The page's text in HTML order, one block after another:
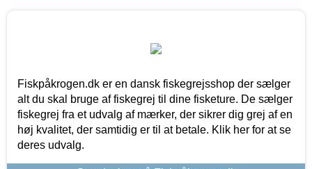
Fiskpåkrogen.dk er en dansk fiskegrejsshop der sælger
alt du skal bruge af fiskegrej til dine fisketure. De sælger
fiskegrej fra et udvalg af mærker, der sikrer dig grej af en
høj kvalitet, der samtidig er til at betale. Klik her for at se
deres udvalg.